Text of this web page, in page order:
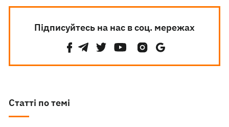
Підписуйтесь на нас в соц. мережах
Статті по темі